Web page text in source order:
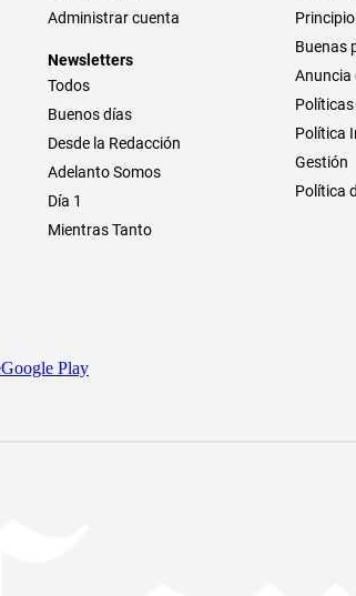
Administrar cuenta
Newsletters
Todos
Buenos días
Desde la Redacción
Adelanto Somos
Día 1
Mientras Tanto
Buenas
Anuncia
Política
Gestión
Política
Google Play